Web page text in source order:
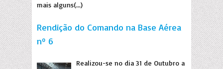
mais alguns(...)
Rendição do Comando na Base Aérea
nº 6
Realizou-se no dia 31 de Outubro a